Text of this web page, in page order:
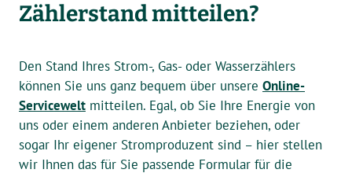
Zählerstand mitteilen?
Den Stand Ihres Strom-, Gas- oder Wasserzählers
können Sie uns ganz bequem über unsere Online-
Servicewelt mitteilen. Egal, ob Sie Ihre Energie von
uns oder einem anderen Anbieter beziehen, oder
sogar Ihr eigener Stromproduzent sind – hier stellen
wir Ihnen das für Sie passende Formular für die